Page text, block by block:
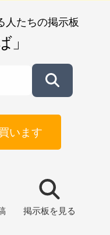
人たちの掲示板
」
買います
掲示板 を見る